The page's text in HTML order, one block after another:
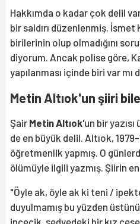
Hakkımda o kadar çok delil
bir saldırı düzenlenmiş.
birilerinin olup olmadığını
diyorum. Ancak polise göre,
yapılanması içinde biri var mı
Metin Altıok'un şiiri
Şair Metin Altıok'un bir
de en büyük delil. Altıok,
öğretmenlik yapmış. O
ölümüyle ilgili yazmış. Şiirin
"Öyle ak, öyle ak ki teni /
duyulmamış bu yüzden
incecik, sedyedeki bir kız